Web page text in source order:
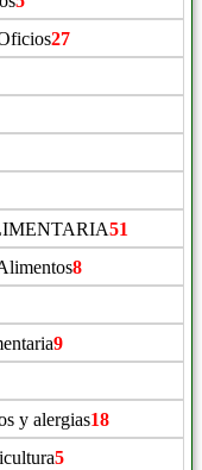
27
51
8
9
y alergias18
5